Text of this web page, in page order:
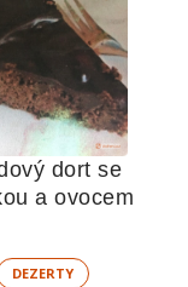
dort se
a ovocem
DEZERTY